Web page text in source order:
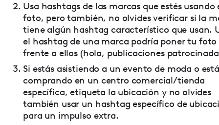
Usa hashtags de las marcas que estés usando
foto, pero también, no olvides verificar si la
tiene algún hashtag característico que usan.
el hashtag de una marca podría poner tu foto
frente a ellos (hola, publicaciones
Si estás asistiendo a un evento de moda o
comprando en un centro comercial/tienda
específica, etiqueta la ubicación y no olvides
también usar un hashtag específico de
para un impulso extra.